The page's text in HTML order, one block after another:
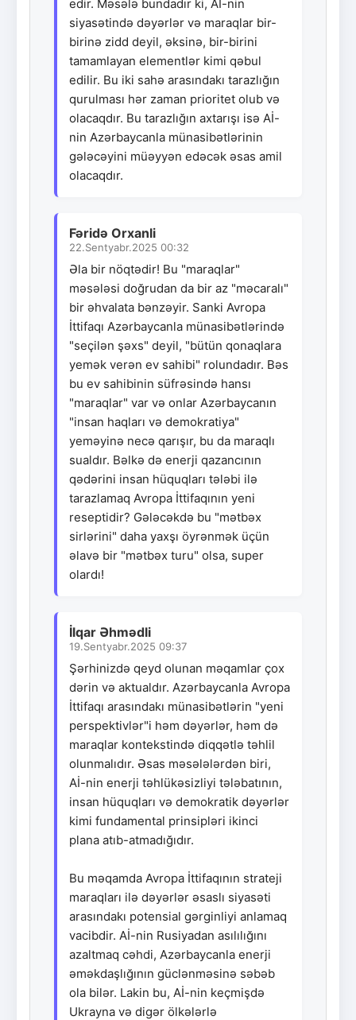
edir. Məsələ bundadır ki, Aİ-nin
siyasətində dəyərlər və maraqlar bir-
birinə zidd deyil, əksinə, bir-birini
tamamlayan elementlər kimi qəbul
edilir. Bu iki sahə arasındakı tarazlığın
qurulması hər zaman prioritet olub və
olacaqdır. Bu tarazlığın axtarışı isə Aİ-
nin Azərbaycanla münasibətlərinin
gələcəyini müəyyən edəcək əsas amil
olacaqdır.
Fəridə Orxanli
22.Sentyabr.2025 00:32
Əla bir nöqtədir! Bu "maraqlar"
məsələsi doğrudan da bir az "məcaralı"
bir əhvalata bənzəyir. Sanki Avropa
İttifaqı Azərbaycanla münasibətlərində
"seçilən şəxs" deyil, "bütün qonaqlara
yemək verən ev sahibi" rolundadır. Bəs
bu ev sahibinin süfrəsində hansı
"maraqlar" var və onlar Azərbaycanın
"insan haqları və demokratiya"
yeməyinə necə qarışır, bu da maraqlı
sualdır. Bəlkə də enerji qazancının
qədərini insan hüquqları tələbi ilə
tarazlamaq Avropa İttifaqının yeni
reseptidir? Gələcəkdə bu "mətbəx
sirlərini" daha yaxşı öyrənmək üçün
əlavə bir "mətbəx turu" olsa, super
olardı!
İlqar Əhmədli
19.Sentyabr.2025 09:37
Şərhinizdə qeyd olunan məqamlar çox
dərin və aktualdır. Azərbaycanla Avropa
İttifaqı arasındakı münasibətlərin "yeni
perspektivlər"i həm dəyərlər, həm də
maraqlar kontekstində diqqətlə təhlil
olunmalıdır. Əsas məsələlərdən biri,
Aİ-nin enerji təhlükəsizliyi tələbatının,
insan hüquqları və demokratik dəyərlər
kimi fundamental prinsipləri ikinci
plana atıb-atmadığıdır.
Bu məqamda Avropa İttifaqının strateji
maraqları ilə dəyərlər əsaslı siyasəti
arasındakı potensial gərginliyi anlamaq
vacibdir. Aİ-nin Rusiyadan asılılığını
azaltmaq cəhdi, Azərbaycanla enerji
əməkdaşlığının güclənməsinə səbəb
ola bilər. Lakin bu, Aİ-nin keçmişdə
Ukrayna və digər ölkələrlə